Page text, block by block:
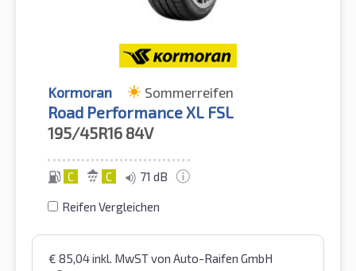
Kormoran Sommerreifen
Road Performance XL FSL
195/45R16 84V
C C 71 dB
Reifen Vergleichen
€ 85,04inkl. MwSTvon Auto-Raifen GmbH